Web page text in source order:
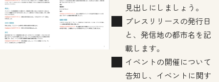
見出しにしましょう。
プレスリリースの発行日
と、発信地の都市名を記
載します。
イベントの開催について
告知し、イベントに関す